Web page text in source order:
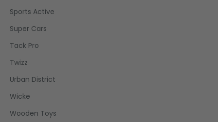
Sports Active
Super Cars
Tack Pro
Twizz
Urban District
Wicke
Wooden Toys